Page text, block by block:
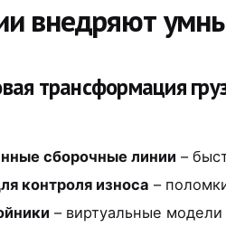
внедряют
трансформация
сборочные линии –
контроля износа –
– виртуальные